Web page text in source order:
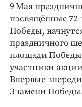
Бренд года
9 Мая
посвящённые
Победы,
праздничного
площади Победы.
участники
Впервые
Знамени Победы.